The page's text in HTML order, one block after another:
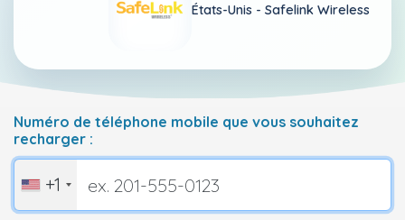
États-Unis - Safelink Wireless
Numéro de téléphone mobile que vous souhaitez
recharger :
+1